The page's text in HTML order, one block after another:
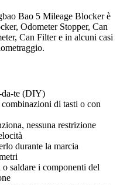
Bao 5 Mileage Blocker è
Odometer Stopper, Can
Can Filter e in alcuni casi
da-te (DIY)
di tasti o con
nessuna restrizione
durante la marcia
saldare i componenti del